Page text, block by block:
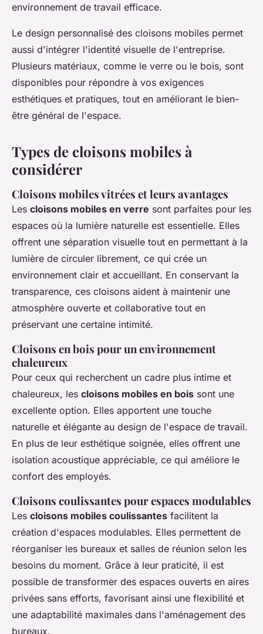
environnement de travail efficace.
Le design personnalisé des cloisons mobiles permet
aussi d'intégrer l'identité visuelle de l'entreprise.
Plusieurs matériaux, comme le verre ou le bois, sont
disponibles pour répondre à vos exigences
esthétiques et pratiques, tout en améliorant le bien-
être général de l'espace.
Types de cloisons mobiles à
considérer
Cloisons mobiles vitrées et leurs avantages
Les cloisons mobiles en verre sont parfaites pour les
espaces où la lumière naturelle est essentielle. Elles
offrent une séparation visuelle tout en permettant à la
lumière de circuler librement, ce qui crée un
environnement clair et accueillant. En conservant la
transparence, ces cloisons aident à maintenir une
atmosphère ouverte et collaborative tout en
préservant une certaine intimité.
Cloisons en bois pour un environnement
chaleureux
Pour ceux qui recherchent un cadre plus intime et
chaleureux, les cloisons mobiles en bois sont une
excellente option. Elles apportent une touche
naturelle et élégante au design de l'espace de travail.
En plus de leur esthétique soignée, elles offrent une
isolation acoustique appréciable, ce qui améliore le
confort des employés.
Cloisons coulissantes pour espaces modulables
Les cloisons mobiles coulissantes facilitent la
création d'espaces modulables. Elles permettent de
réorganiser les bureaux et salles de réunion selon les
besoins du moment. Grâce à leur praticité, il est
possible de transformer des espaces ouverts en aires
privées sans efforts, favorisant ainsi une flexibilité et
une adaptabilité maximales dans l'aménagement des
bureaux.